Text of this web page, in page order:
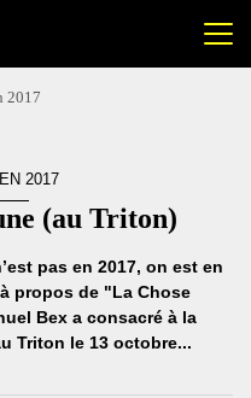
2017
2017
(au Triton)
pas en 2017, on est en
propos de "La Chose
Bex a consacré à la
Triton le 13 octobre...